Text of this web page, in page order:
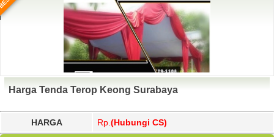
Harga Tenda Terop Keong Surabaya
HARGA Rp. (Hubungi CS)